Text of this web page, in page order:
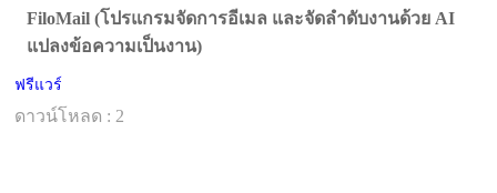
FiloMail (โปรแกรมจัดการอีเมล และจัดลำดับงานด้วย AI
แปลงข้อความเป็นงาน)
ฟรีแวร์
ดาวน์โหลด : 2